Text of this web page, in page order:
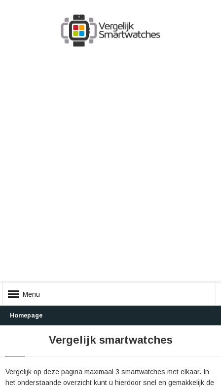
Menu
Homepage
Vergelijk smartwatches
Vergelijk op deze pagina maximaal 3 smartwatches met elkaar. In
het onderstaande overzicht kunt u hierdoor snel en gemakkelijk de